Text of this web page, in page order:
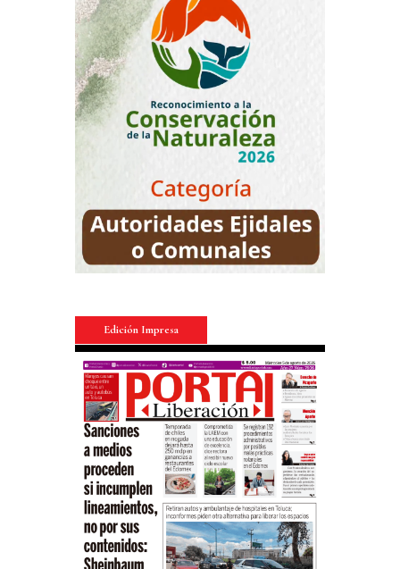
Edición Impresa